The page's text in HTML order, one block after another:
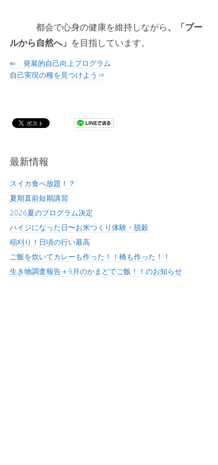
都会で心身の健康を維持しながら 、「プー
ルから自然へ」 を目指しています。
⇐ 発展的自己向上プログラム
自己実現の種を見つけよう⇒
最新情報
スイカ食べ放題！？
夏期直前短期講習
2026夏のプログラム決定
ハイジになった日〜お米つくり体験・脱穀
稲刈り！日頃の行い最高
ご飯を炊いてカレーも作った！！橋も作った！！
生き物調査報告＋9月のかまどでご飯！！のお知らせ